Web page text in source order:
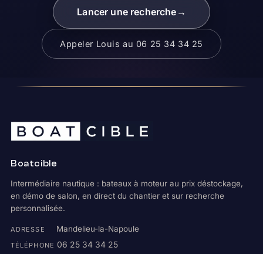
Lancer une recherche →
Appeler Louis au 06 25 34 34 25
Boatcible
Intermédiaire nautique : bateaux à moteur au prix déstockage,
en démo de salon, en direct du chantier et sur recherche
personnalisée.
ADRESSE Mandelieu-la-Napoule
TÉLÉPHONE 06 25 34 34 25